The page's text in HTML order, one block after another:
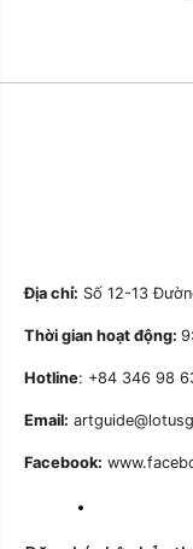
Địa chỉ: Số 12-13
Thời gian hoạt động:
Hotline: +84 346 98
Email:
Facebook: